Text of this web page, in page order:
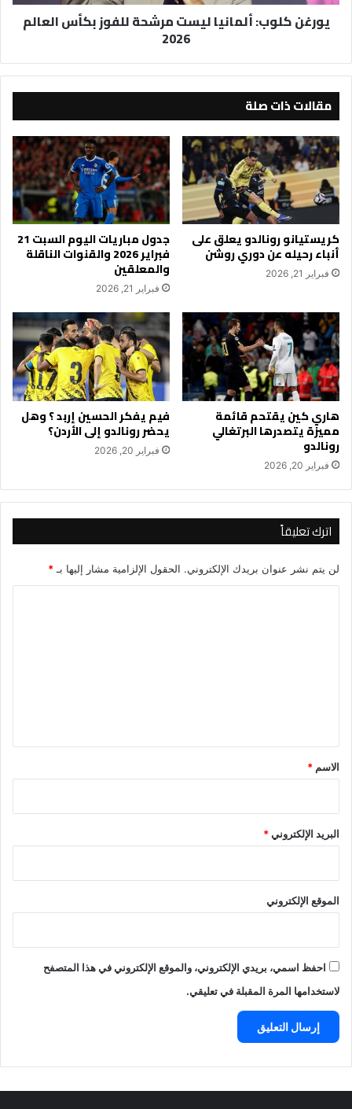
يورغن كلوب: ألمانيا ليست مرشحة للفوز بكأس العالم
2026
مقالات ذات صلة
كريستيانو رونالدو يعلق على
أنباء رحيله عن دوري روشن
فبراير 21, 2026
جدول مباريات اليوم السبت 21
فبراير 2026 والقنوات الناقلة
والمعلقين
فبراير 21, 2026
هاري كين يقتحم قائمة
مميزة يتصدرها البرتغالي
رونالدو
فبراير 20, 2026
فيم يفكر الحسين إربد ؟ وهل
يحضر رونالدو إلى الأردن؟
فبراير 20, 2026
اترك تعليقاً
لن يتم نشر عنوان بريدك الإلكتروني. الحقول الإلزامية مشار إليها بـ *
*
الاسم *
البريد الإلكتروني*
الموقع الإلكتروني
احفظ اسمي، بريدي الإلكتروني، والموقع الإلكتروني في هذا المتصفح
لاستخدامها المرة المقبلة في تعليقي.